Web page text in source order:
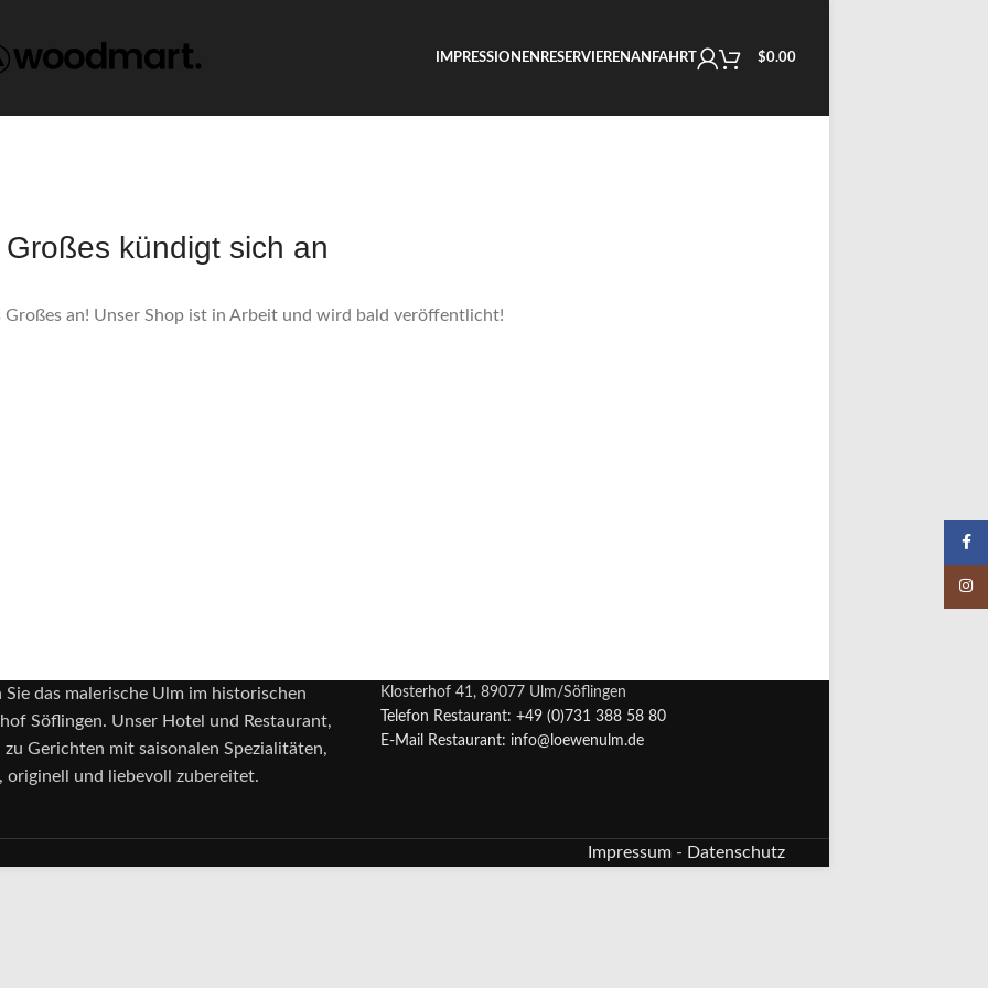
IMPRESSIONEN RESERVIERENANFAHRT $0.00
Großes kündigt sich an
Großes an! Unser Shop ist in Arbeit und wird bald veröffentlicht!
Sie das malerische Ulm im historischen
Söflingen. Unser Hotel und Restaurant,
zu Gerichten mit saisonalen Spezialitäten,
originell und liebevoll zubereitet.
Klosterhof 41, 89077 Ulm/Söflingen
Telefon Restaurant: +49 (0)731 388 58 80
E-Mail Restaurant: info@loewenulm.de
Impressum - Datenschutz